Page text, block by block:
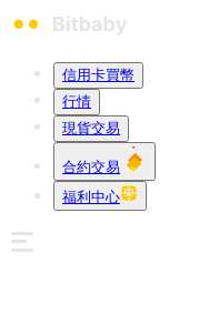
信用卡買幣
行情
現貨交易
合約交易
福利中心